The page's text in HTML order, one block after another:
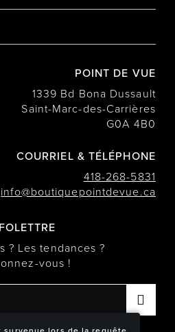
POINT DE VUE
1339 Bd Bona Dussault
Saint-Marc-des-Carrières
G0A 4B0
COURRIEL & TÉLÉPHONE
418-268-5831
info@boutiquepointdevue.ca
? Les tendances ?
vous !